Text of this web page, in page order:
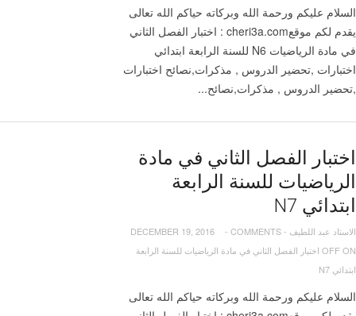
السلام عليكم ورحمة الله وبركاته حياكم الله تعالى
يقدم لكم موقعcheri3a.com : اختبار الفصل الثاني
في مادة الرياضيات N6 للسنة الرابعة ابتدائي
اختبارات ,تحضير الدروس , مذكرات,نصائح اختبارات
,تحضير الدروس , مذكرات,نصائح...
اختبار الفصل الثاني في مادة
الرياضيات للسنة الرابعة
ابتدائي N7
الاستاد عبد اللطيف -
DECEMBER 19, 2016 - COMMENTS
OFF ON اختبار الفصل الثاني في مادة الرياضيات للسنة الرابعة
ابتدائي N7
السلام عليكم ورحمة الله وبركاته حياكم الله تعالى